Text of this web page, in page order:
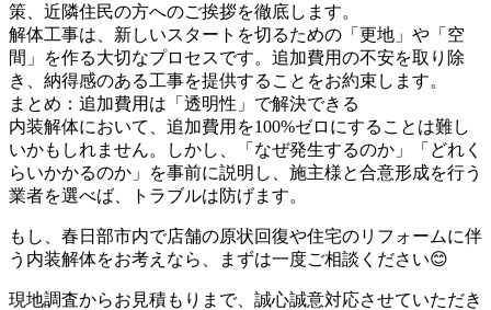
策、近隣住民の方へのご挨拶を徹底します。
解体工事は、新しいスタートを切るための「更地」や「空
間」を作る大切なプロセスです。追加費用の不安を取り除
き、納得感のある工事を提供することをお約束します。
まとめ：追加費用は「透明性」で解決できる
内装解体において、追加費用を100%ゼロにすることは難し
いかもしれません。しかし、「なぜ発生するのか」「どれく
らいかかるのか」を事前に説明し、施主様と合意形成を行う
業者を選べば、トラブルは防げます。
もし、春日部市内で店舗の原状回復や住宅のリフォームに伴
う内装解体をお考えなら、まずは一度ご相談ください😊
現地調査からお見積もりまで、誠心誠意対応させていただき